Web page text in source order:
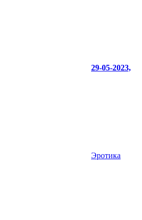
29-05-2023,
Эротика